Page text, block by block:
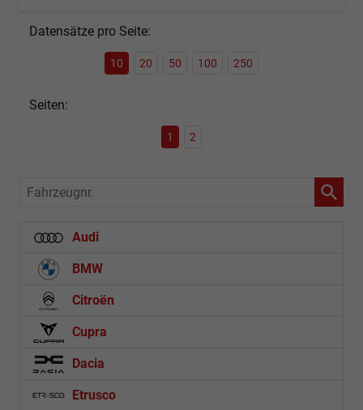
Datensätze pro Seite:
10 20 50 100 250
Seiten:
1 2
Fahrzeugnr.
Audi
BMW
Citroën
Cupra
Dacia
Etrusco